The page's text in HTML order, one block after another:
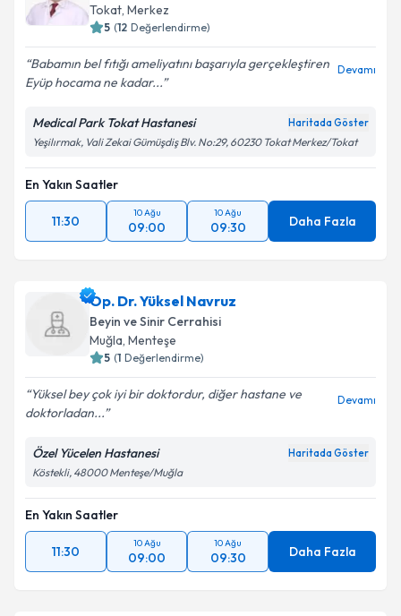
Tokat, Merkez
5 (12 Değerlendirme)
Babamın bel fıtığı ameliyatını başarıyla gerçekleştiren
Eyüp hocama ne kadar...
Devamı
Medical Park Tokat Hastanesi Haritada Göster
Yeşilırmak, Vali Zekai Gümüşdiş Blv. No:29, 60230 Tokat Merkez/Tokat
En Yakın Saatler
11:30
10 Ağu
09:00
10 Ağu
09:30 Daha Fazla
Op. Dr. Yüksel Navruz
Beyin ve Sinir Cerrahisi
Muğla, Menteşe
5 (1 Değerlendirme)
Yüksel bey çok iyi bir doktordur, diğer hastane ve
doktorladan...
Devamı
Özel Yücelen Hastanesi Haritada Göster
Köstekli, 48000 Menteşe/Muğla
En Yakın Saatler
11:30
10 Ağu
09:00
10 Ağu
09:30 Daha Fazla